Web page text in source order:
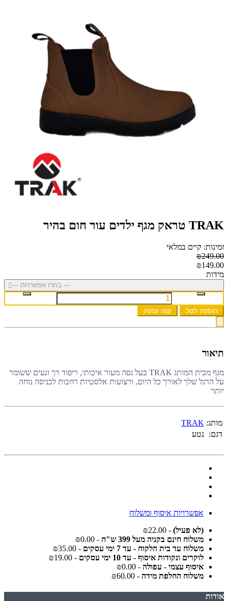
TRAK טראק מגף ילדים עור חום בהיר
זמינות: קיים במלאי
₪249.00
₪149.00
מידות
--- בחרו אפשרויות ---
הוספה לסל קנה עכשיו
תיאור
מגף מבית המותג TRAK בעל גפה מעור איכותי, ריפוד רך ונעים ששומר
על הרגל שלך לאורך כל היום, ורצועות אלסטיות רחבות לכניסה נוחה
יותר
מותג: TRAK
דגם: נטע
אפשרויות איסוף ומשלוח
(לא פעיל) - ₪22.00
משלוח חינם בקניה מעל 399 ש"ח
- ₪0.00
משלוח עד בית הלקוח - עד 7 ימי עסקים
- ₪35.00
לוקרים ונקודות איסוף - עד 10 ימי עסקים
- ₪19.00
איסוף עצמי - עפולה - ₪0.00
משלוח החלפת מידה - ₪60.00
אודות